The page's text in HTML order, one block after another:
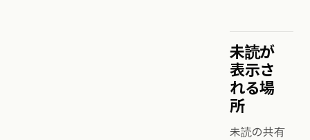
未読が
表示さ
れる場
所
未読の共有